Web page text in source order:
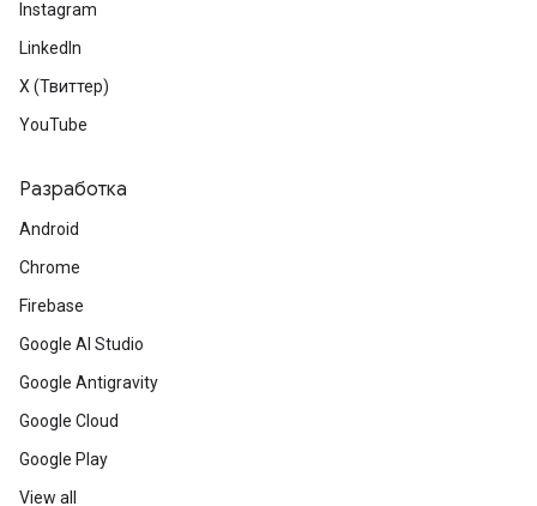
Instagram
LinkedIn
X (Твиттер)
YouTube
Разработка
Android
Chrome
Firebase
Google AI Studio
Google Antigravity
Google Cloud
Google Play
View all